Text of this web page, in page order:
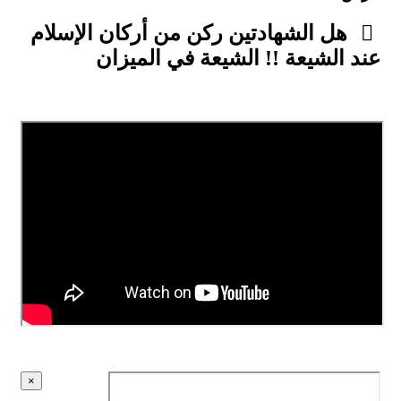
هل الشهادتين ركن من أركان الإسلام
عند الشيعة !! الشيعة في الميزان
×